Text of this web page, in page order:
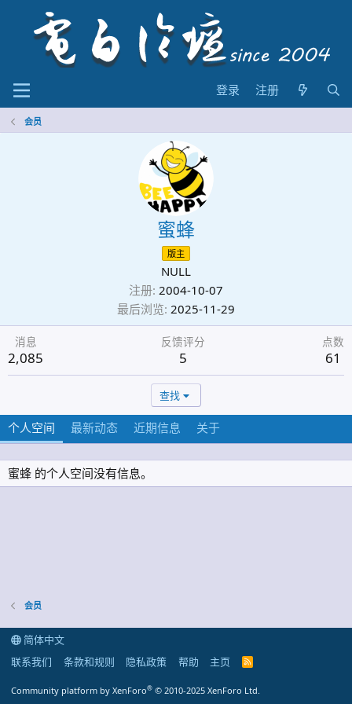
登录 注册
会员
蜜蜂
版主
NULL
注册 2004-10-07
最后浏览 2025-11-29
消息
2,085
反馈评分
5
点数
61
查找
个人空间 最新动态 近期信息 关于
蜜蜂 的个人空间没有信息。
会员
简体中文
联系我们
条款和规则 隐私政策 帮助 主页
R
Community platform by XenForo® © 2010-2025 XenForo Ltd.